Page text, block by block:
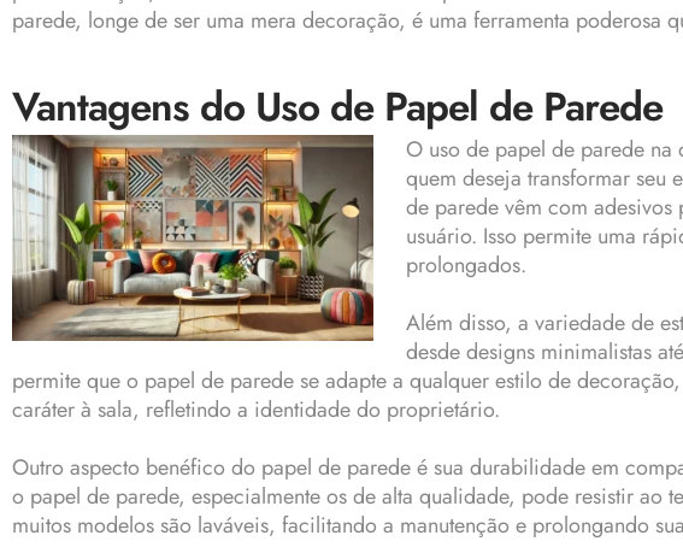
parede, longe de ser uma mera decoração, é uma ferramenta poderosa
Vantagens do Uso de Papel de Parede
O uso de papel de parede na
quem deseja transformar seu
de parede vêm com
usuário. Isso permite uma
prolongados.
Além disso, a variedade de
desde designs minimalistas
permite que o papel de parede se adapte a qualquer estilo de
caráter à sala, refletindo a identidade do proprietário.
Outro aspecto benéfico do papel de parede é sua durabilidade em
o papel de parede, especialmente os de alta qualidade, pode resistir ao
muitos modelos são laváveis, facilitando a manutenção e prolongando